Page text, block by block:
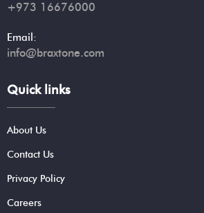
+973 16676000
Email:
info@braxtone.com
Quick links
About Us
Contact Us
Privacy Policy
Careers